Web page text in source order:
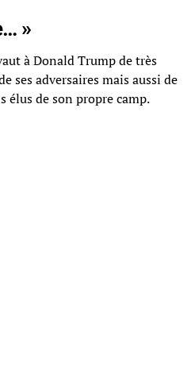
»
à Donald Trump de très
ses adversaires mais aussi de
élus de son propre camp.